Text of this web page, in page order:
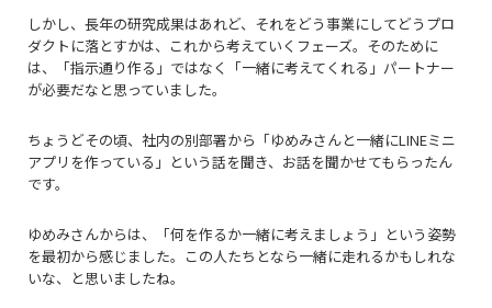
しかし、長年の研究成果はあれど、それをどう事業にしてどうプロ
ダクトに落とすかは、これから考えていくフェーズ。そのために
は、「指示通り作る」ではなく「一緒に考えてくれる」パートナー
が必要だなと思っていました。
ちょうどその頃、社内の別部署から「ゆめみさんと一緒にLINEミニ
アプリを作っている」という話を聞き、お話を聞かせてもらったん
です。
ゆめみさんからは、「何を作るか一緒に考えましょう」という姿勢
を最初から感じました。この人たちとなら一緒に走れるかもしれな
いな、と思いましたね。